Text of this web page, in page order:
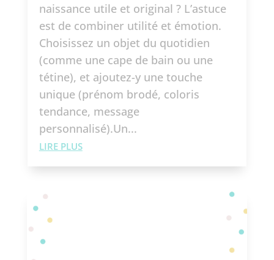
naissance utile et original ? L’astuce
est de combiner utilité et émotion.
Choisissez un objet du quotidien
(comme une cape de bain ou une
tétine), et ajoutez-y une touche
unique (prénom brodé, coloris
tendance, message
personnalisé).Un...
LIRE PLUS